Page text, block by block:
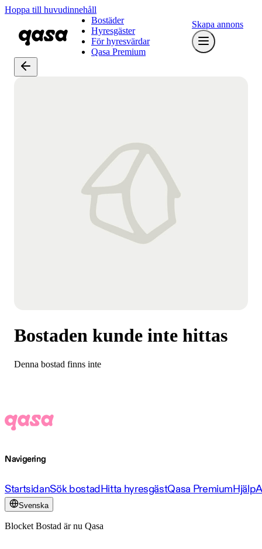
Hoppa till huvudinnehåll
Bostäder
Hyresgäster
För hyresvärdar
Qasa Premium
Skapa annons
Bostaden kunde inte hittas
Denna bostad finns inte
Navigering
StartsidanSök bostadHitta hyresgästQasa PremiumHjälp
Svenska
Blocket Bostad är nu Qasa